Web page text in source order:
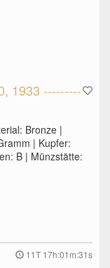
1933 ---------
Bronze |
| Kupfer:
B | Münzstätte:
11T 17h:01m:30s